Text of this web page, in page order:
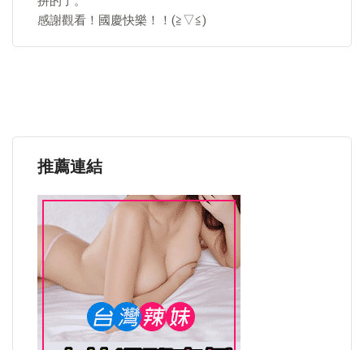
感謝觀看！國慶快樂！！(≧▽≦)
推薦連結